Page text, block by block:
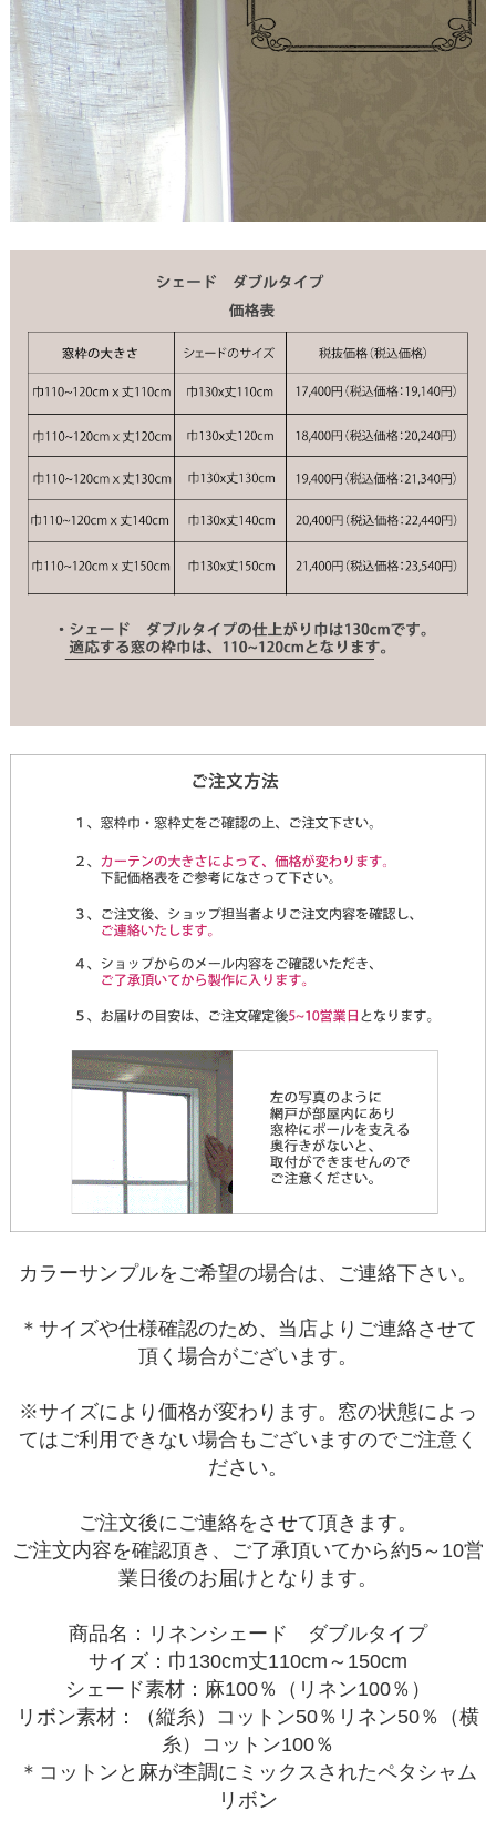
カラーサンプルをご希望の場合は、ご連絡下さい。
＊サイズや仕様確認のため、当店よりご連絡させて
頂く場合がございます。
※サイズにより価格が変わります。窓の状態によっ
てはご利用できない場合もございますのでご注意く
ださい。
ご注文後にご連絡をさせて頂きます。
ご注文内容を確認頂き、ご了承頂いてから約5～10営
業日後のお届けとなります。
商品名：リネンシェード ダブルタイプ
サイズ：巾130cm丈110cm～150cm
シェード素材：麻100％（リネン100％）
リボン素材：（縦糸）コットン50％リネン50％（横
糸）コットン100％
＊コットンと麻が杢調にミックスされたペタシャム
リボン